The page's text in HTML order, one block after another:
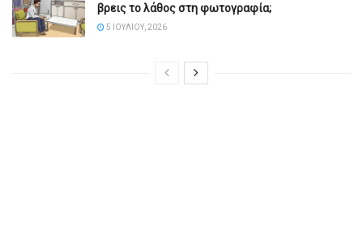
βρεις το λάθος στη φωτογραφία;
5 ΙΟΥΛΊΟΥ, 2026